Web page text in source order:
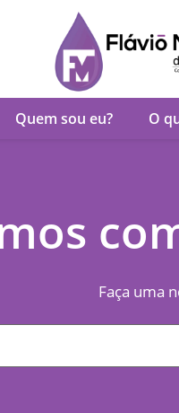
Quem sou eu? O
Faça uma